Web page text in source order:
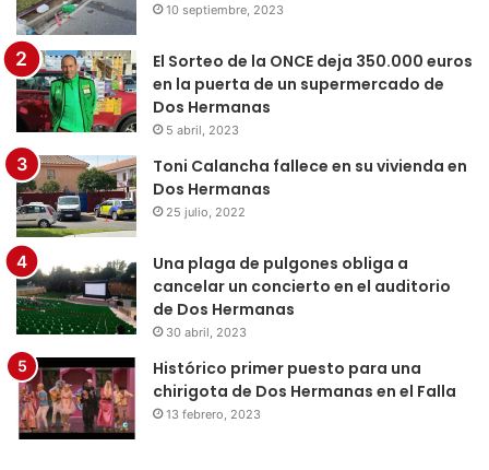
10 septiembre, 2023
El Sorteo de la ONCE deja 350.000 euros
en la puerta de un supermercado de
Dos Hermanas
5 abril, 2023
Toni Calancha fallece en su vivienda en
Dos Hermanas
25 julio, 2022
Una plaga de pulgones obliga a
cancelar un concierto en el auditorio
de Dos Hermanas
30 abril, 2023
Histórico primer puesto para una
chirigota de Dos Hermanas en el Falla
13 febrero, 2023